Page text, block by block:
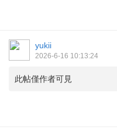
yukii
2026-6-16 10:13:24
此帖僅作者可見